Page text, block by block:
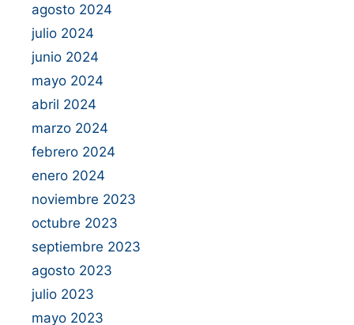
agosto 2024
julio 2024
junio 2024
mayo 2024
abril 2024
marzo 2024
febrero 2024
enero 2024
noviembre 2023
octubre 2023
septiembre 2023
agosto 2023
julio 2023
mayo 2023